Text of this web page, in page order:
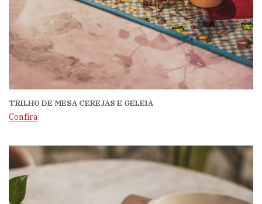
TRILHO DE MESA CEREJAS E GELEIA
Confira